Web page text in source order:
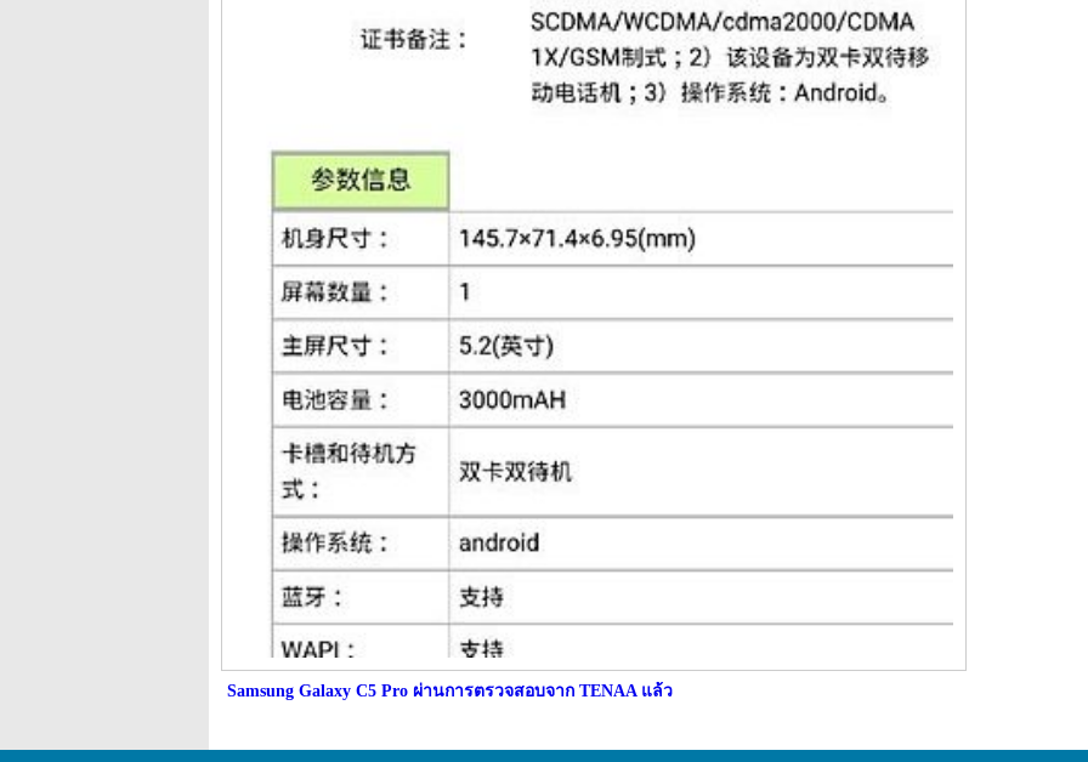
Samsung Galaxy C5 Pro ผ่านการตรวจสอบจาก TENAA แล้ว